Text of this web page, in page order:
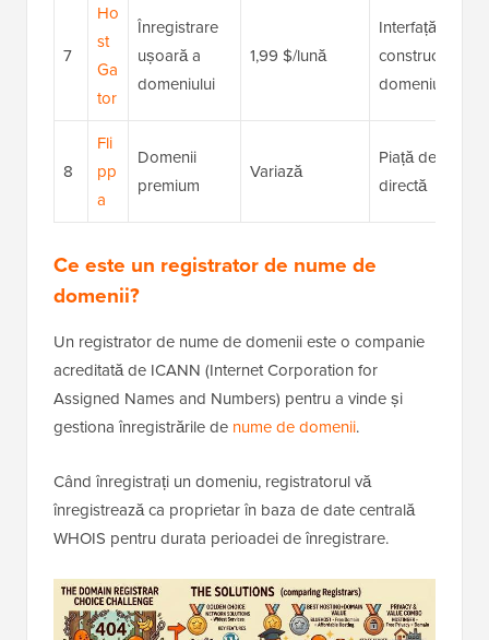
7
Ho
st
Ga
tor
Înregistrare
ușoară a
domeniului
1,99 $/lună
Interfață
constructor de
domeniu
8
Fli
pp
a
Domenii
premium
Variază
Piață de
directă
Ce este un registrator de nume de
domenii?
Un registrator de nume de domenii este o companie
acreditată de ICANN (Internet Corporation for
Assigned Names and Numbers) pentru a vinde și
gestiona înregistrările de nume de domenii.
Când înregistrați un domeniu, registratorul vă
înregistrează ca proprietar în baza de date centrală
WHOIS pentru durata perioadei de înregistrare.